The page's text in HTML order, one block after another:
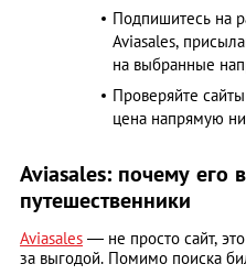
Подпишитесь на
Aviasales,
на выбранные
Проверяйте
цена напрямую
Aviasales: почему его
путешественники
Aviasales — не просто сайт,
за выгодой. Помимо поиска